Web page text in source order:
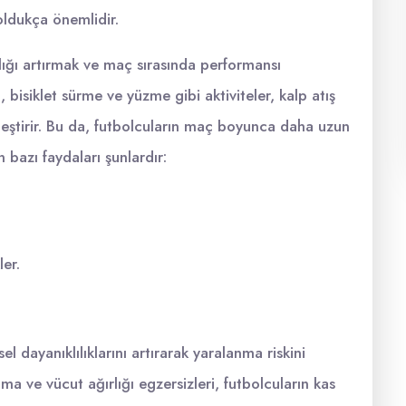
önemlidir.
artırmak ve maç sırasında performansı
bisiklet sürme ve yüzme gibi aktiviteler, kalp atış
Bu da, futbolcuların maç boyunca daha uzun
faydaları şunlardır:
artırarak yaralanma riskini
ve vücut ağırlığı egzersizleri, futbolcuların kas